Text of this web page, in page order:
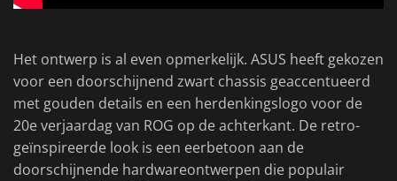
Het ontwerp is al even opmerkelijk. ASUS heeft gekozen
voor een doorschijnend zwart chassis geaccentueerd
met gouden details en een herdenkingslogo voor de
20e verjaardag van ROG op de achterkant. De retro-
geïnspireerde look is een eerbetoon aan de
doorschijnende hardwareontwerpen die populair